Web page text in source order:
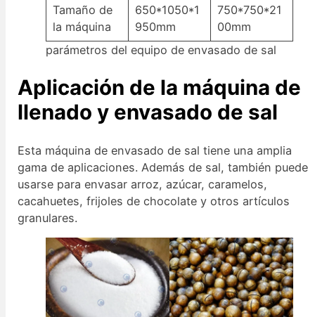
Tamaño de
la máquina
650*1050*1
950mm
750*750*21
00mm
parámetros del equipo de envasado de sal
Aplicación de la máquina de
llenado y envasado de sal
Esta máquina de envasado de sal tiene una amplia
gama de aplicaciones. Además de sal, también puede
usarse para envasar arroz, azúcar, caramelos,
cacahuetes, frijoles de chocolate y otros artículos
granulares.